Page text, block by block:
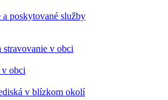
poskytované služby
stravovanie v obci
obci
v blízkom okolí